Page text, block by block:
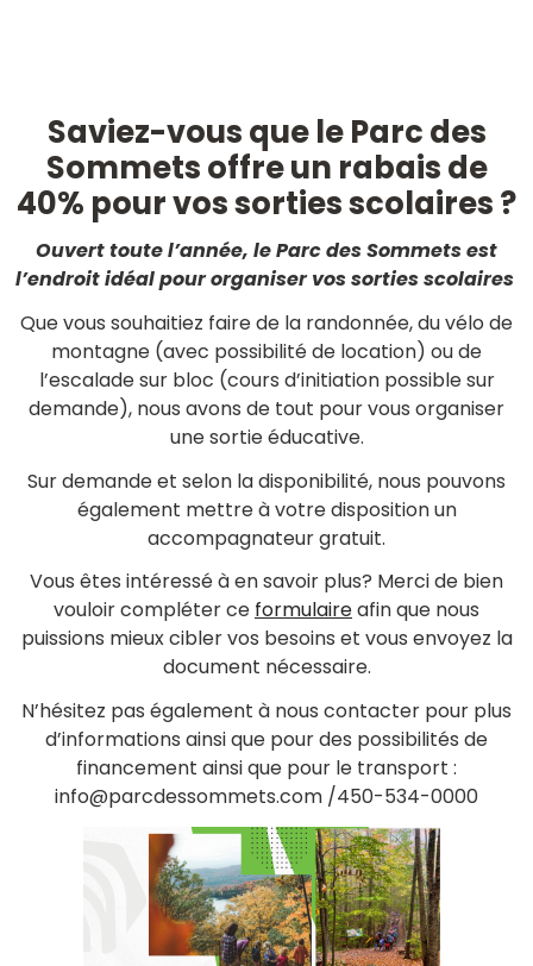
Saviez-vous que le Parc des
Sommets offre un rabais de
40% pour vos sorties scolaires ?
Ouvert toute l’année, le Parc des Sommets est
l’endroit idéal pour organiser vos sorties scolaires
Que vous souhaitiez faire de la randonnée, du vélo de
montagne (avec possibilité de location) ou de
l’escalade sur bloc (cours d’initiation possible sur
demande), nous avons de tout pour vous organiser
une sortie éducative.
Sur demande et selon la disponibilité, nous pouvons
également mettre à votre disposition un
accompagnateur gratuit.
Vous êtes intéressé à en savoir plus? Merci de bien
vouloir compléter ce formulaireafin que nous
puissions mieux cibler vos besoins et vous envoyez la
document nécessaire.
N’hésitez pas également à nous contacter pour plus
d’informations ainsi que pour des possibilités de
financement ainsi que pour le transport :
info@parcdessommets.com /450-534-0000